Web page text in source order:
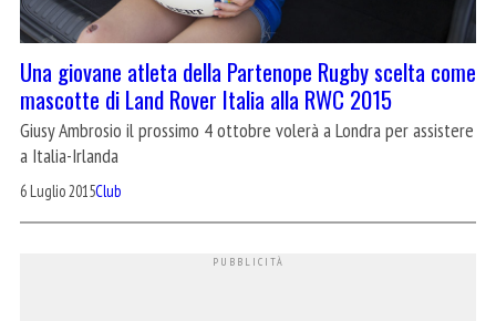
Una giovane atleta della Partenope Rugby scelta come
mascotte di Land Rover Italia alla RWC 2015
Giusy Ambrosio il prossimo 4 ottobre volerà a Londra per assistere
a Italia-Irlanda
6 Luglio 2015Club